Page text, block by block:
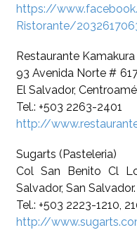
https://
Ristorante/
Restaurante Kamakura
93 Avenida Norte #
El Salvador,
Tel.: +503 2263-2401
http://
Sugarts (Pasteleria)
Col San Benito Cl
Salvador, San Salvador.
Tel.: +503 2223-1210,
http://